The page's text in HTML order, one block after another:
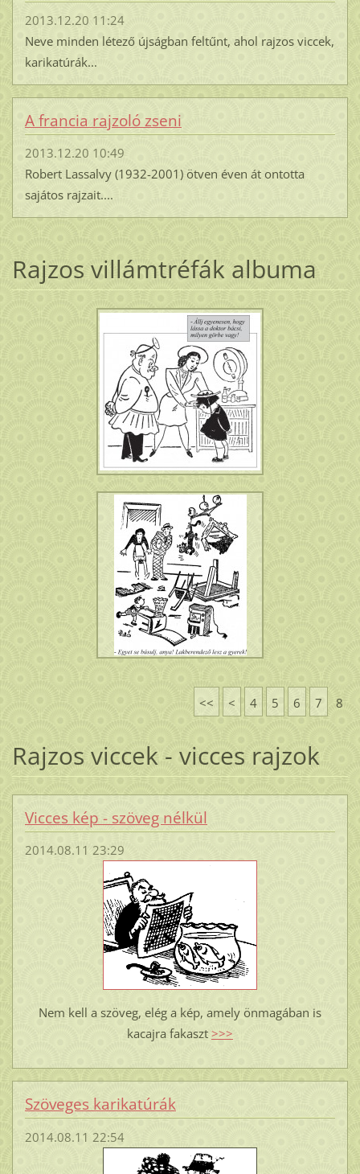
2013.12.20 11:24
Neve minden létező újságban feltűnt, ahol rajzos viccek,
karikatúrák...
A francia rajzoló zseni
2013.12.20 10:49
Robert Lassalvy (1932-2001) ötven éven át ontotta
sajátos rajzait....
Rajzos villámtréfák albuma
<< < 4 5 6 7 8
Rajzos viccek - vicces rajzok
Vicces kép - szöveg nélkül
2014.08.11 23:29
Nem kell a szöveg, elég a kép, amely önmagában is
kacajra fakaszt >>>
Szöveges karikatúrák
2014.08.11 22:54